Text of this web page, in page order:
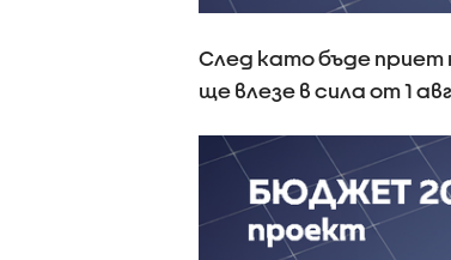
След като бъде
ще влезе в сила от 1